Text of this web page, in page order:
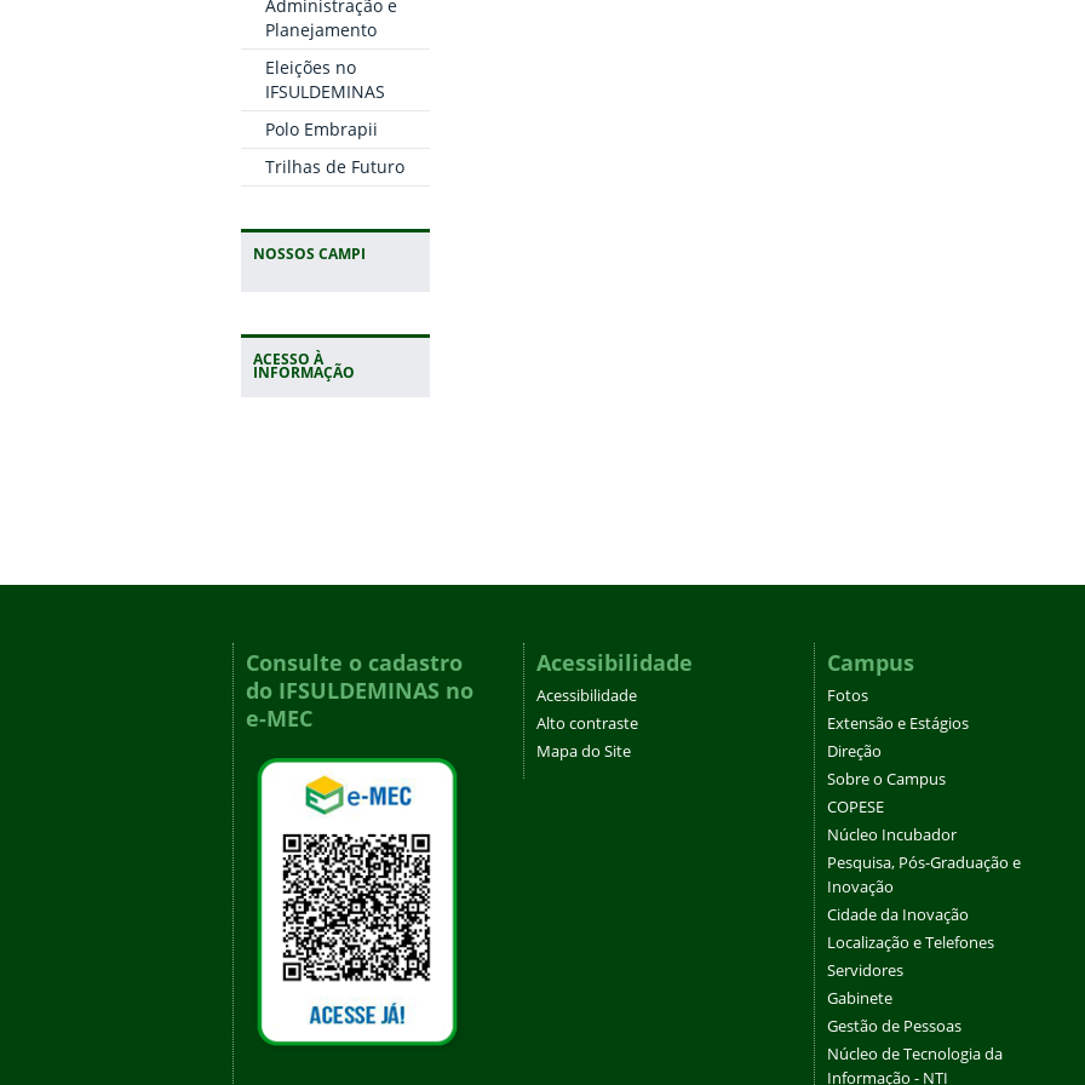
Administração e
Planejamento
Eleições no
IFSULDEMINAS
Polo Embrapii
Trilhas de Futuro
NOSSOS CAMPI
ACESSO À
INFORMAÇÃO
Consulte o cadastro
do IFSULDEMINAS no
e-MEC
Acessibilidade
Acessibilidade
Alto contraste
Mapa do Site
Campus
Fotos
Extensão e Estágios
Direção
Sobre o Campus
COPESE
Núcleo Incubador
Pesquisa, Pós-Graduação e
Inovação
Cidade da Inovação
Localização e Telefones
Servidores
Gabinete
Gestão de Pessoas
Núcleo de Tecnologia da
Informação - NTI